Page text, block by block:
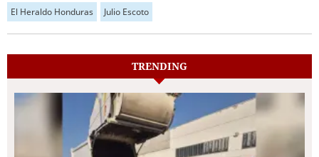
El Heraldo Honduras Julio Escoto
TRENDING